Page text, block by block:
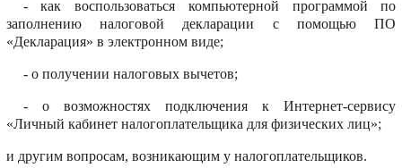
- как воспользоваться компьютерной программой по
заполнению налоговой декларации с помощью ПО
«Декларация» в электронном виде;
- о получении налоговых вычетов;
- о возможностях подключения к Интернет-сервису
«Личный кабинет налогоплательщика для физических лиц»;
и другим вопросам, возникающим у налогоплательщиков.